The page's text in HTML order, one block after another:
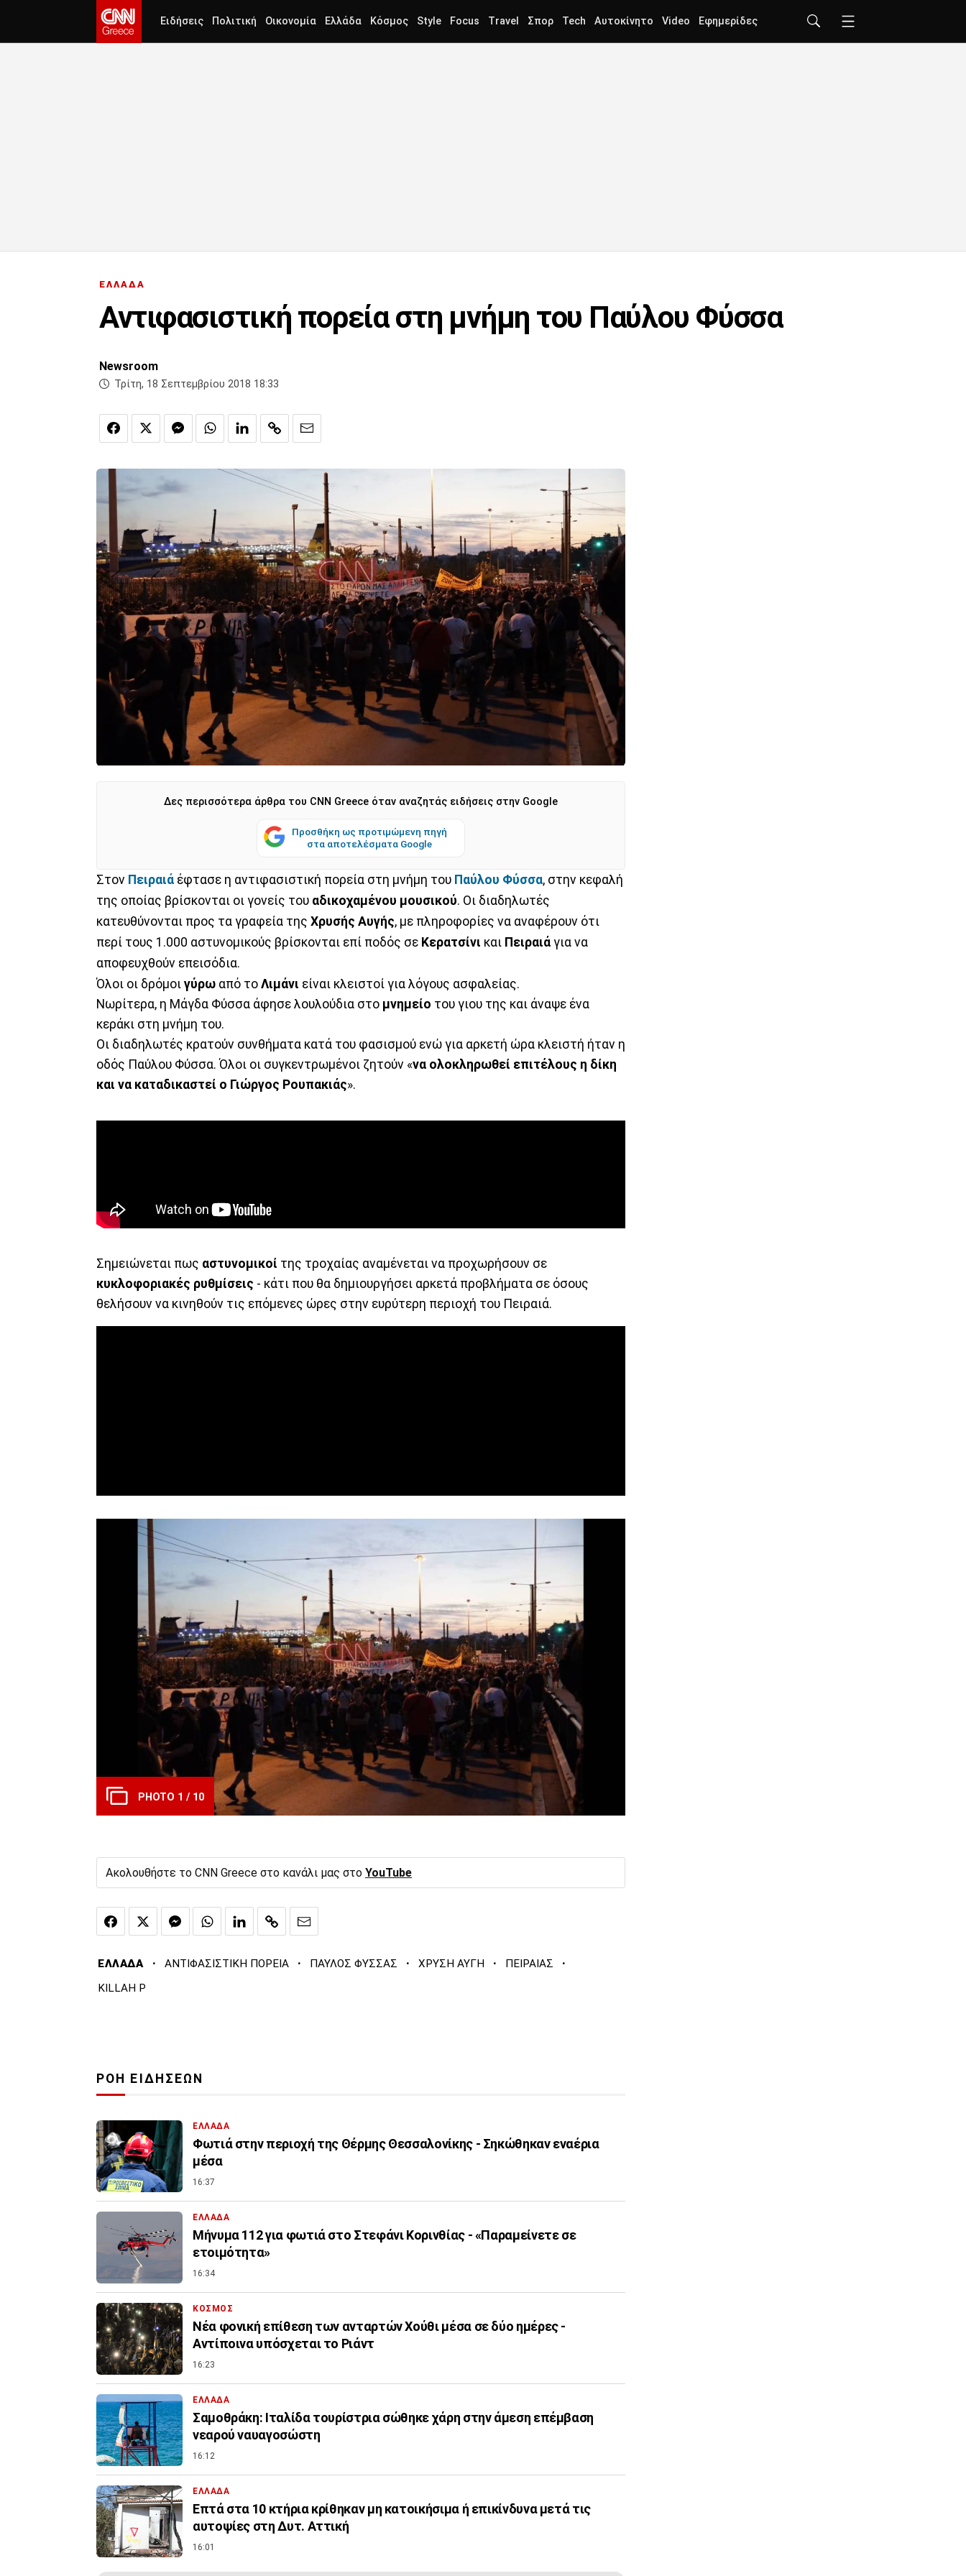
Ειδήσεις Πολιτική Οικονομία Ελλάδα Κόσμος Style Focus Travel Σπορ Tech Αυτοκίνητο Video Εφημερίδες
ΕΛΛΑΔΑ
Αντιφασιστική πορεία στη μνήμη του Παύλου Φύσσα
Newsroom
Τρίτη, 18 Σεπτεμβρίου 2018 18:33
Δες περισσότερα άρθρα του CNN Greece όταν αναζητάς ειδήσεις στην Google
Προσθήκη ως προτιμώμενη πηγή
στα αποτελέσματα Google
Στον Πειραιά έφτασε η αντιφασιστική πορεία στη μνήμη του Παύλου Φύσσα, στην κεφαλή
της οποίας βρίσκονται οι γονείς του αδικοχαμένου μουσικού. Οι διαδηλωτές
κατευθύνονται προς τα γραφεία της Χρυσής Αυγής, με πληροφορίες να αναφέρουν ότι
περί τους 1.000 αστυνομικούς βρίσκονται επί ποδός σε Κερατσίνι και Πειραιά για να
αποφευχθούν επεισόδια.
Όλοι οι δρόμοι γύρω από το Λιμάνι είναι κλειστοί για λόγους ασφαλείας.
Νωρίτερα, η Μάγδα Φύσσα άφησε λουλούδια στο μνημείο του γιου της και άναψε ένα
κεράκι στη μνήμη του.
Οι διαδηλωτές κρατούν συνθήματα κατά του φασισμού ενώ για αρκετή ώρα κλειστή ήταν η
οδός Παύλου Φύσσα. Όλοι οι συγκεντρωμένοι ζητούν «να ολοκληρωθεί επιτέλους η δίκη
και να καταδικαστεί ο Γιώργος Ρουπακιάς».
Σημειώνεται πως αστυνομικοί της τροχαίας αναμένεται να προχωρήσουν σε
κυκλοφοριακές ρυθμίσεις - κάτι που θα δημιουργήσει αρκετά προβλήματα σε όσους
θελήσουν να κινηθούν τις επόμενες ώρες στην ευρύτερη περιοχή του Πειραιά.
PHOTO 1 / 10
Ακολουθήστε το CNN Greece στο κανάλι μας στο YouTube
ΕΛΛΑΔΑ · ΑΝΤΙΦΑΣΙΣΤΙΚΗ ΠΟΡΕΙΑ · ΠΑΥΛΟΣ ΦΥΣΣΑΣ · ΧΡΥΣΗ ΑΥΓΗ · ΠΕΙΡΑΙΑΣ ·
KILLAH P
ΡΟΗ ΕΙΔΗΣΕΩΝ
ΕΛΛΑΔΑ
Φωτιά στην περιοχή της Θέρμης Θεσσαλονίκης - Σηκώθηκαν εναέρια
μέσα
16:37
ΕΛΛΑΔΑ
Μήνυμα 112 για φωτιά στο Στεφάνι Κορινθίας - «Παραμείνετε σε
ετοιμότητα»
16:34
ΚΟΣΜΟΣ
Νέα φονική επίθεση των ανταρτών Χούθι μέσα σε δύο ημέρες -
Αντίποινα υπόσχεται το Ριάντ
16:23
ΕΛΛΑΔΑ
Σαμοθράκη: Ιταλίδα τουρίστρια σώθηκε χάρη στην άμεση επέμβαση
νεαρού ναυαγοσώστη
16:12
ΕΛΛΑΔΑ
Επτά στα 10 κτήρια κρίθηκαν μη κατοικήσιμα ή επικίνδυνα μετά τις
αυτοψίες στη Δυτ. Αττική
16:01